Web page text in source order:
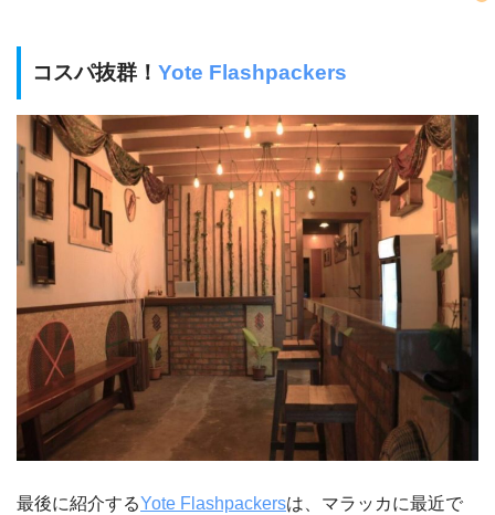
コスパ抜群！ Yote Flashpackers
最後に紹介するYote Flashpackersは、マラッカに最近で